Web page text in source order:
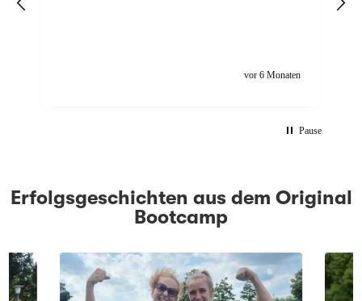
vor 6 Monaten
Pause
Erfolgsgeschichten aus dem Original
Bootcamp